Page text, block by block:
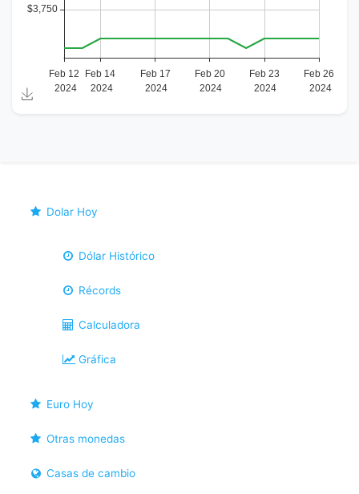
Dolar Hoy
Dólar Histórico
Récords
Calculadora
Gráfica
Euro Hoy
Otras monedas
Casas de cambio